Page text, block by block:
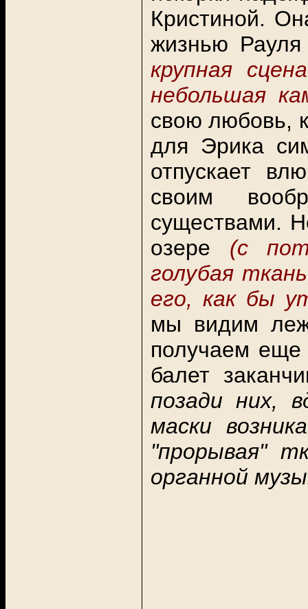
Кристиной.
жизнью
крупная
небольшая
свою любовь,
для Эрика
отпускает
своим
существами.
озере (с
голубая
его, как бы
мы видим
получаем
балет
позади них,
маски
"прорывая"
органной